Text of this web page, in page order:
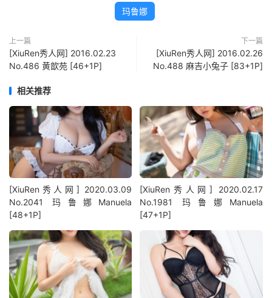
玛鲁娜
上一篇
[XiuRen秀人网] 2016.02.23
No.486 黄歆苑 [46+1P]
下一篇
[XiuRen秀人网] 2016.02.26
No.488 麻吉小兔子 [83+1P]
相关推荐
[XiuRen秀人网] 2020.03.09
No.2041 玛鲁娜Manuela
[48+1P]
[XiuRen秀人网] 2020.02.17
No.1981 玛鲁娜Manuela
[47+1P]